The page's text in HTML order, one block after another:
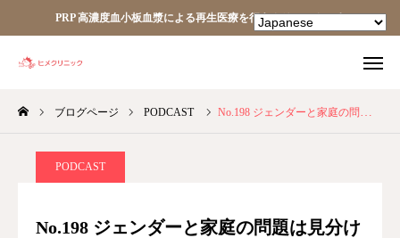
PRP 高濃度血小板血漿による再生医療を行うクリニックです
ブログページ PODCAST No.198 ジェンダーと家庭の問題は見分けにくい
PODCAST
No.198 ジェンダーと家庭の問題は見分け
TEL facebook
Instagram